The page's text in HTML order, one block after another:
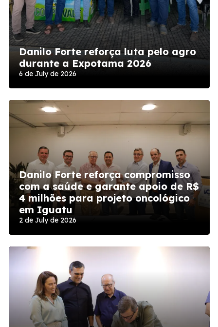
Danilo Forte reforça luta pelo agro
durante a Expotama 2026
6 de July de 2026
Danilo Forte reforça compromisso
com a saúde e garante apoio de R$
4 milhões para projeto oncológico
em Iguatu
2 de July de 2026